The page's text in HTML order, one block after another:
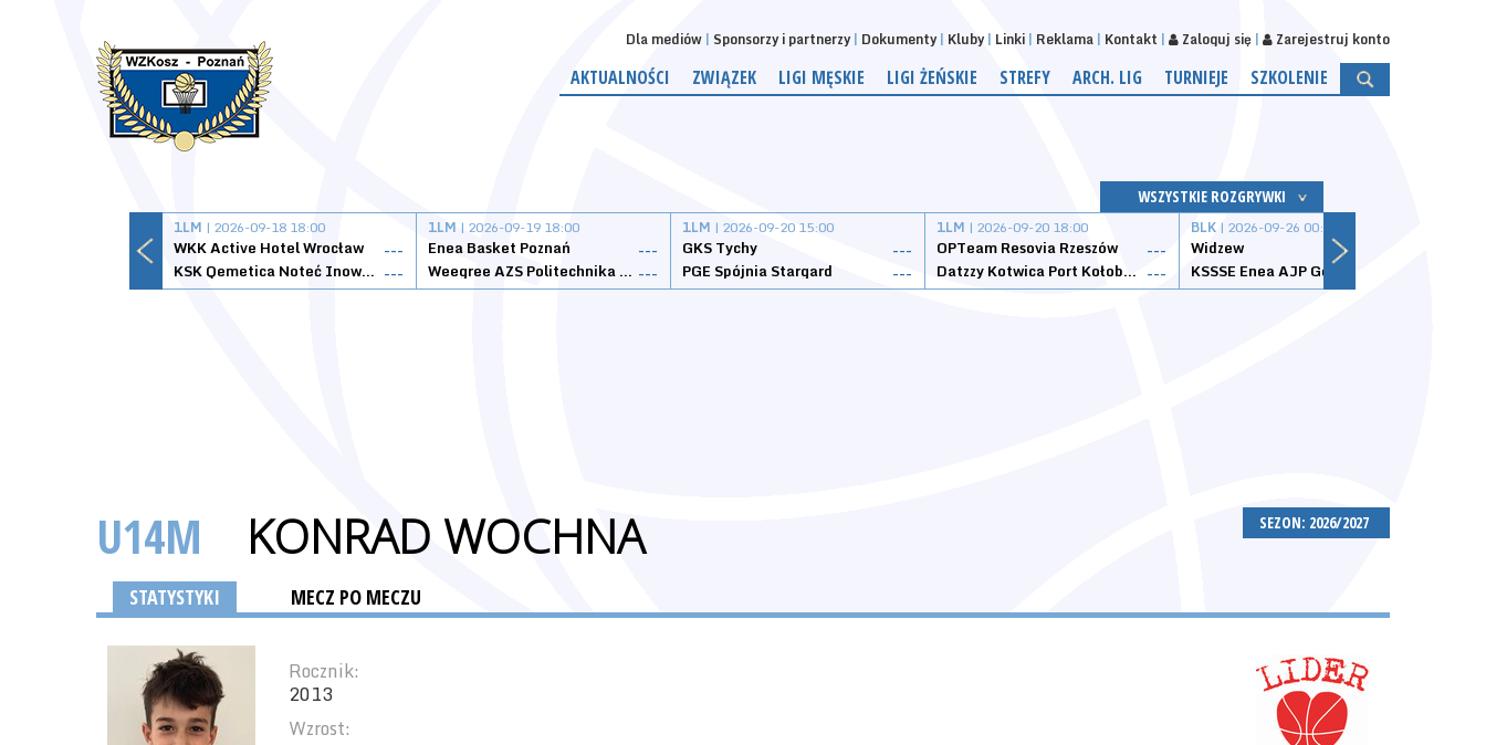
Dla mediów Sponsorzy i partnerzy Dokumenty Kluby Linki Reklama Kontakt Zaloguj się Zarejestruj konto
AKTUALNOŚCI ZWIĄZEK LIGI MĘSKIE LIGI ŻEŃSKIE STREFY ARCH. LIG TURNIEJE SZKOLENIE
WSZYSTKIE ROZGRYWKI
1LM | 2026-09-18 18:00
WKK Active Hotel Wrocław
---
KSK Qemetica Noteć Inowrocław ---
1LM | 2026-09-19 18:00
Enea Basket Poznań
---
Weegree AZS Politechnika Opolska ---
1LM | 2026-09-20 15:00
GKS Tychy
---
PGE Spójnia Stargard
---
1LM | 2026-09-20 18:00
OPTeam Resovia Rzeszów
---
Datzzy Kotwica Port Kołobrzeg ---
BLK | 2026-09-26 00:00
Widzew
SEZON: 2026/2027
U14M KONRAD WOCHNA
STATYSTYKI MECZ PO MECZU
Rocznik:
2013
Wzrost: